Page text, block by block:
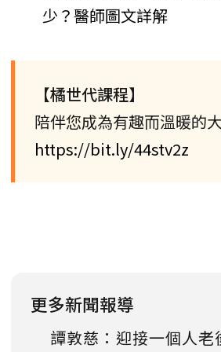
少？醫師圖文詳解
【橘世代課程】
陪伴您成為有趣而溫暖的大
https://bit.ly/44stv2z
更多新聞報導
譚敦慈：迎接一個人老